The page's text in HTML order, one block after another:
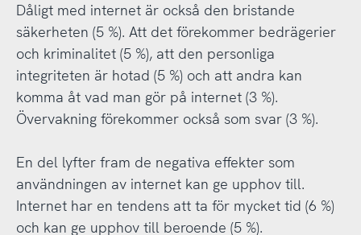
Dåligt med internet är också den bristande
säkerheten (5 %). Att det förekommer bedrägerier
och kriminalitet (5 %), att den personliga
integriteten är hotad (5 %) och att andra kan
komma åt vad man gör på internet (3 %).
Övervakning förekommer också som svar (3 %).
En del lyfter fram de negativa effekter som
användningen av internet kan ge upphov till.
Internet har en tendens att ta för mycket tid (6 %)
och kan ge upphov till beroende (5 %).